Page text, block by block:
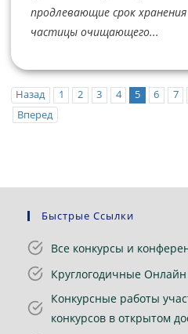
продлевающие срок
частицы очищающего...
Назад 1 2 3 4 5 6 7
Вперед
Быстрые Ссылки
Все конкурсы и
Круглогодичные
Конкурсные работы
конкурсов в открытом